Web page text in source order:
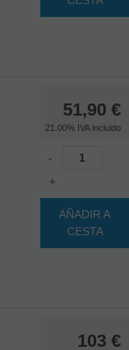
51,90 €
21.00% IVA incluido
-
+
AÑADIR A
CESTA
103 €